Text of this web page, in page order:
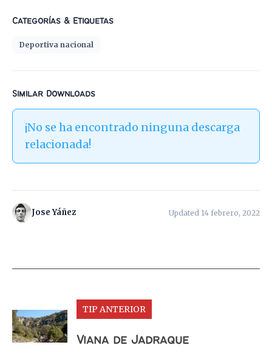
Categorías & Etiquetas
Deportiva nacional
Similar Downloads
¡No se ha encontrado ninguna descarga
relacionada!
Jose Yáñez Updated 14 febrero, 2022
TIP ANTERIOR
Viana de Jadraque